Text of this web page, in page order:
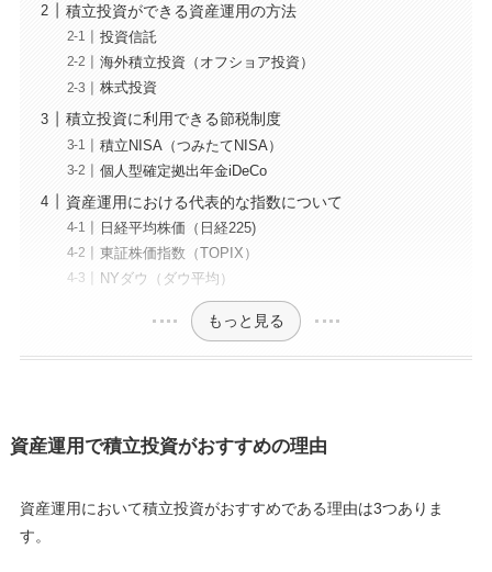
積立投資ができる資産運用の方法
投資信託
海外積立投資（オフショア投資）
株式投資
積立投資に利用できる節税制度
積立NISA（つみたてNISA）
個人型確定拠出年金iDeCo
資産運用における代表的な指数について
日経平均株価（日経225)
東証株価指数（TOPIX）
NYダウ（ダウ平均）
もっと見る
資産運用で積立投資がおすすめの理由
資産運用において積立投資がおすすめである理由は3つありま
す。